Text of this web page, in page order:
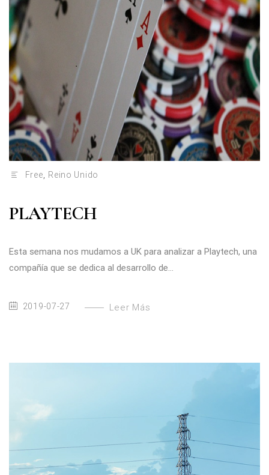
Free Reino Unido
PLAYTECH
Esta semana nos mudamos a UK para analizar a Playtech, una
compañía que se dedica al desarrollo de...
2019-07-27 Leer Más